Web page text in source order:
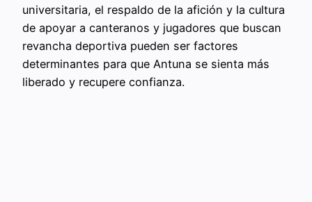
universitaria, el respaldo de la afición y la cultura
de apoyar a canteranos y jugadores que buscan
revancha deportiva pueden ser factores
determinantes para que Antuna se sienta más
liberado y recupere confianza.